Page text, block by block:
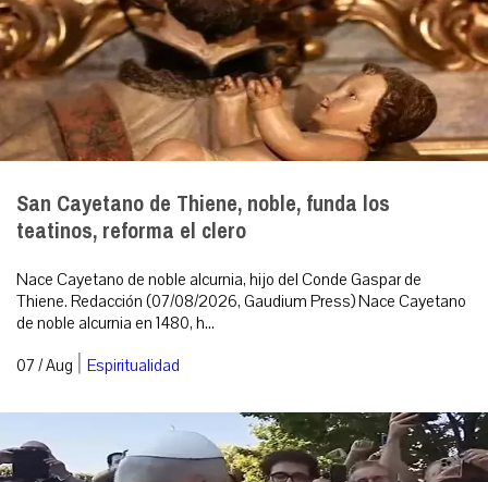
San Cayetano de Thiene, noble, funda los
teatinos, reforma el clero
Nace Cayetano de noble alcurnia, hijo del Conde Gaspar de
Thiene. Redacción (07/08/2026, Gaudium Press) Nace Cayetano
de noble alcurnia en 1480, h...
07 / Aug | Espiritualidad